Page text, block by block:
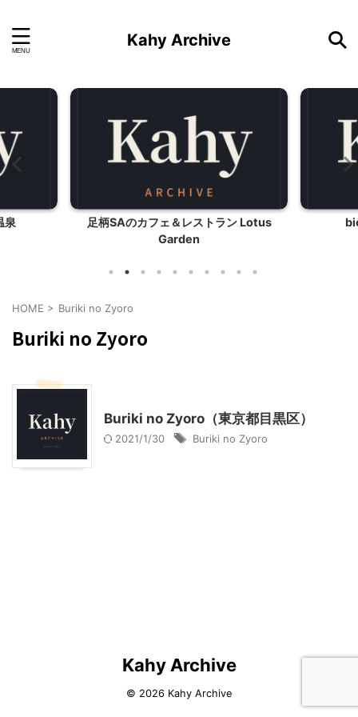
Kahy Archive
泉
足柄SAのカフェ＆レストラン Lotus
Garden
HOME > Buriki no Zyoro
Buriki no Zyoro
Buriki no Zyoro（東京都目黒区）
2021/1/30 Buriki no Zyoro
Kahy Archive
© 2026 Kahy Archive